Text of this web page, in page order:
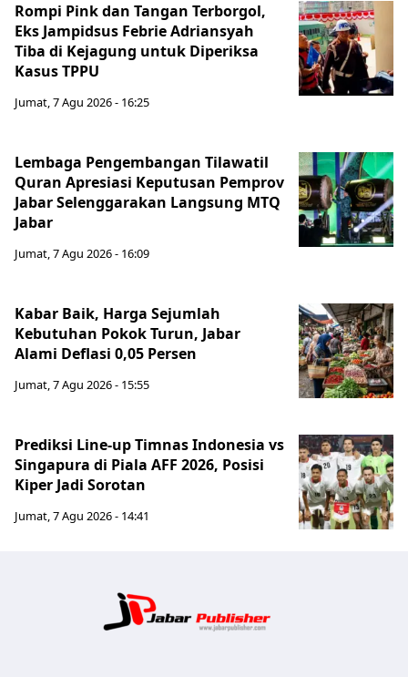
Rompi Pink dan Tangan Terborgol,
Eks Jampidsus Febrie Adriansyah
Tiba di Kejagung untuk Diperiksa
Kasus TPPU
Jumat, 7 Agu 2026 - 16:25
Lembaga Pengembangan Tilawatil
Quran Apresiasi Keputusan Pemprov
Jabar Selenggarakan Langsung MTQ
Jabar
Jumat, 7 Agu 2026 - 16:09
Kabar Baik, Harga Sejumlah
Kebutuhan Pokok Turun, Jabar
Alami Deflasi 0,05 Persen
Jumat, 7 Agu 2026 - 15:55
Prediksi Line-up Timnas Indonesia vs
Singapura di Piala AFF 2026, Posisi
Kiper Jadi Sorotan
Jumat, 7 Agu 2026 - 14:41